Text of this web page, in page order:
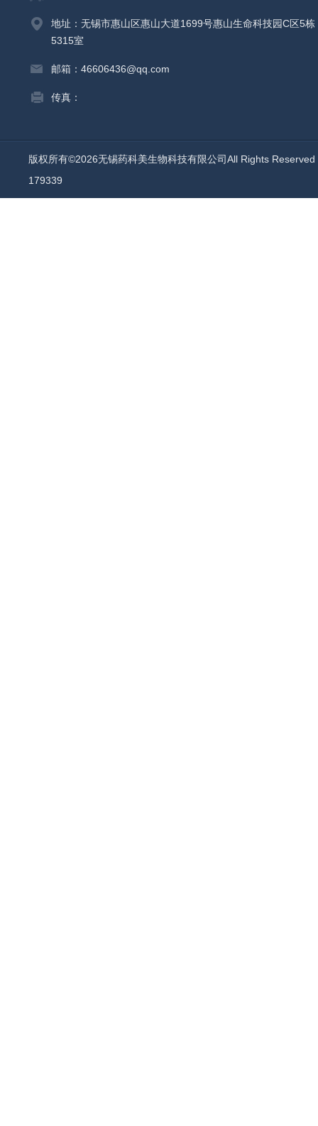
地址：无锡市惠山区惠山大道1699号惠山生命科技园C区5栋
5315室
邮箱：46606436@qq.com
传真：
版权所有©2026无锡药科美生物科技有限公司All Rights
179339